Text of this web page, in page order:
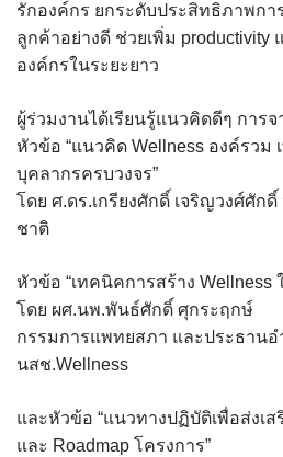
รักองค์กร ยกระดับประสิทธิภาพกา
ลูกค้าอย่างดี ช่วยเพิ่ม
องค์กรในระยะยาว
ผู้ร่วมงานได้เรียนรู้แนวคิดดีๆ การ
หัวข้อ “แนวคิด Wellness องค์รวม
บุคลากรครบวงจร”
โดย ศ.ดร.เกรียงศักดิ์ เจริญวงศ์ศัก
ชาติ
หัวข้อ “เทคนิคการสร้าง Wellness
โดย ผศ.นพ.พันธ์ศักดิ์ ศุกระฤกษ์
กรรมการแพทยสภา และประธาน
นสช.Wellness
และหัวข้อ “แนวทางปฏิบัติเพื่อส่งเ
และ Roadmap โครงการ”